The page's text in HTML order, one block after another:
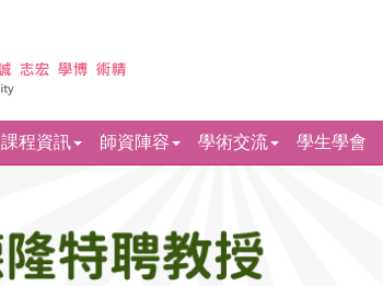
課程資訊 師資陣容 學術交流 學生學會